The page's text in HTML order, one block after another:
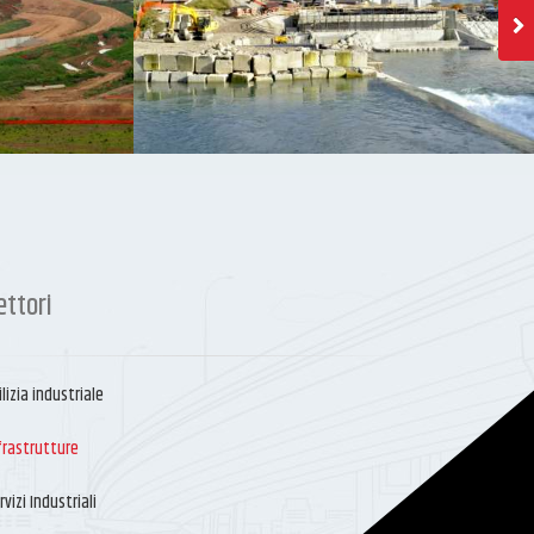
industriale
Industriali